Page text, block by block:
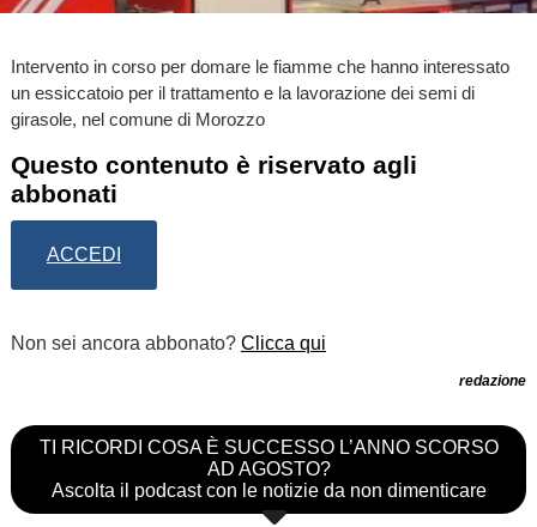
Intervento in corso per domare le fiamme che hanno interessato
un essiccatoio per il trattamento e la lavorazione dei semi di
girasole, nel comune di Morozzo
Questo contenuto è riservato agli
abbonati
ACCEDI
Non sei ancora abbonato? Clicca qui
redazione
TI RICORDI COSA È SUCCESSO L’ANNO SCORSO
AD AGOSTO?
Ascolta il podcast con le notizie da non dimenticare